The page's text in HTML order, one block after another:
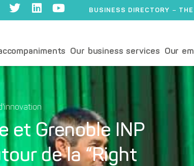
BUSINESS DIRECTORY
Our business services Our
et Grenoble INP
de la “Right